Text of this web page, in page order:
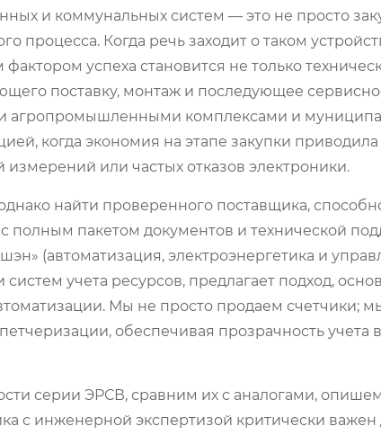
и коммунальных систем — это не просто
процесса. Когда речь заходит о таком
успеха становится не только
поставку, монтаж и последующее
агропромышленными комплексами и
когда экономия на этапе закупки
или частых отказов электроники.
найти проверенного поставщика,
полным пакетом документов и технической
(автоматизация, электроэнергетика и
учета ресурсов, предлагает подход,
Мы не просто продаем счетчики;
обеспечивая прозрачность учета
серии ЭРСВ, сравним их с аналогами,
с инженерной экспертизой критически важен